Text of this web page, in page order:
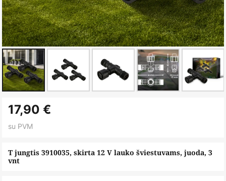
to
the
of
the
T jungtis 3910035, skirta 12 V lauko šviestuvams, juoda, 3
vnt
17,90 €
su PVM